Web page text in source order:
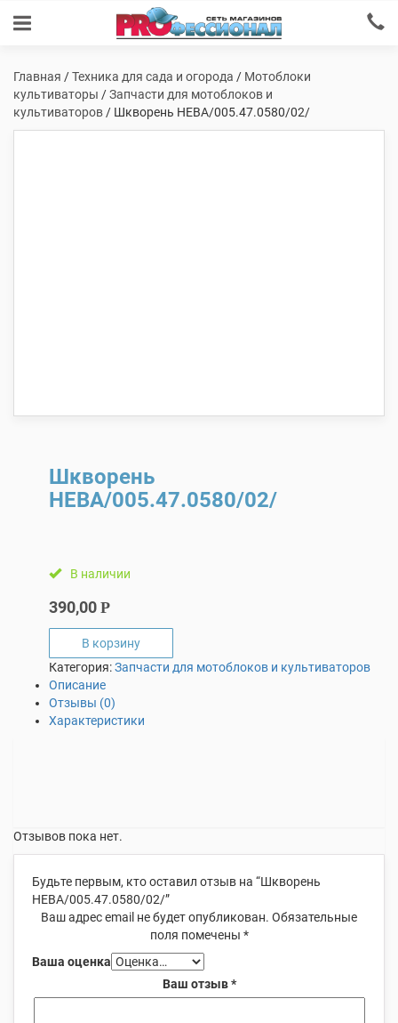
Главная /Техника для сада и огорода / Мотоблоки
культиваторы /Запчасти для мотоблоков и
культиваторов / Шкворень НЕВА/005.47.0580/02/
Шкворень
НЕВА/005.47.0580/02/
В наличии
390,00 Р
В корзину
Категория:Запчасти для мотоблоков и культиваторов
Описание
Отзывы (0)
Характеристики
Отзывов пока нет.
Будьте первым, кто оставил отзыв на “Шкворень
НЕВА/005.47.0580/02/”
Ваш адрес email не будет опубликован. Обязательные
поля помечены *
Ваша оценка
Ваш отзыв*